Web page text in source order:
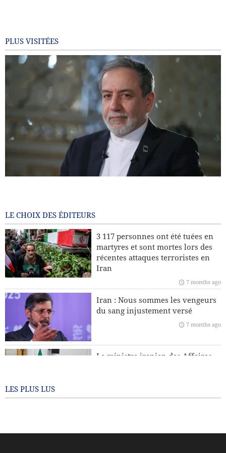
PLUS VISITÉES
Pourquoi l’Iran insiste-t-il sur son droit à l’enrichissement
nucléaire à des fins civiles ?
Leader : La récente sédition était américaine et le président
américain en est le principal coupable
L’Europe fera-t-elle appel à l’Iran et au Yémen pour
protéger le Groenland face aux États-Unis ?
Téhéran dénonce les accusations de l’Argentine contre le
CGRI
LE CHOIX DES ÉDITEURS
3 117 personnes ont été tuées en
martyres et sont mortes lors des
récentes attaques terroristes en
Iran
7 months ago
Iran : Nous sommes les vengeurs
du sang injustement versé
7 months ago
Le ministre iranien des Affaires
LES PLUS LUS